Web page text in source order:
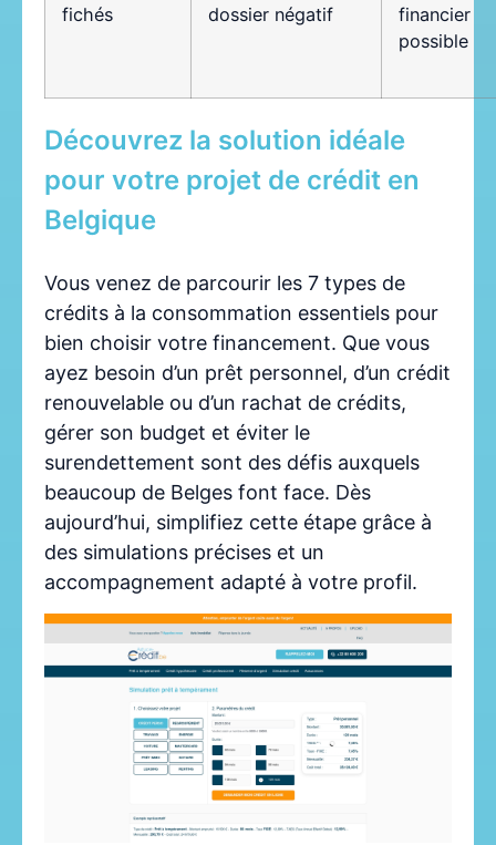
fichés
dossier négatif
financier
possible
Découvrez la solution idéale
pour votre projet de crédit en
Belgique
Vous venez de parcourir les 7 types de
crédits à la consommation essentiels pour
bien choisir votre financement. Que vous
ayez besoin d’un prêt personnel, d’un crédit
renouvelable ou d’un rachat de crédits,
gérer son budget et éviter le
surendettement sont des défis auxquels
beaucoup de Belges font face. Dès
aujourd’hui, simplifiez cette étape grâce à
des simulations précises et un
accompagnement adapté à votre profil.